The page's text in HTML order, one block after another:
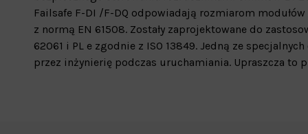
Failsafe F-DI /F-DQ odpowiadają rozmiarom
z normą EN 61508. Zostały zaprojektowane do
62061 i PL e zgodnie z ISO 13849. Jedną ze
przez inżynierię podczas uruchamiania. Upraszcza to